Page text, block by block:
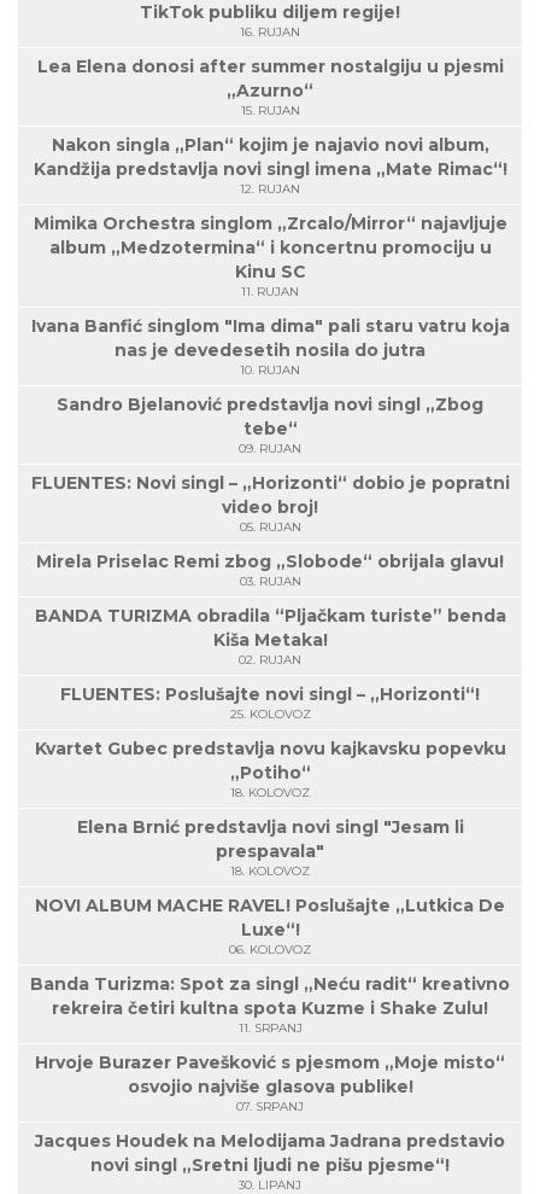
TikTok publiku diljem regije!
16. RUJAN
Lea Elena donosi after summer nostalgiju u pjesmi
„Azurno“
15. RUJAN
Nakon singla „Plan“ kojim je najavio novi album,
Kandžija predstavlja novi singl imena „Mate Rimac“!
12. RUJAN
Mimika Orchestra singlom „Zrcalo/Mirror“ najavljuje
album „Medzotermina“ i koncertnu promociju u
Kinu SC
11. RUJAN
Ivana Banfić singlom "Ima dima" pali staru vatru koja
nas je devedesetih nosila do jutra
10. RUJAN
Sandro Bjelanović predstavlja novi singl „Zbog
tebe“
09. RUJAN
FLUENTES: Novi singl – „Horizonti“ dobio je popratni
video broj!
05. RUJAN
Mirela Priselac Remi zbog „Slobode“ obrijala glavu!
03. RUJAN
BANDA TURIZMA obradila “Pljačkam turiste” benda
Kiša Metaka!
02. RUJAN
FLUENTES: Poslušajte novi singl – „Horizonti“!
25. KOLOVOZ
Kvartet Gubec predstavlja novu kajkavsku popevku
„Potiho“
18. KOLOVOZ
Elena Brnić predstavlja novi singl "Jesam li
prespavala"
18. KOLOVOZ
NOVI ALBUM MACHE RAVEL! Poslušajte „Lutkica De
Luxe“!
06. KOLOVOZ
Banda Turizma: Spot za singl „Neću radit“ kreativno
rekreira četiri kultna spota Kuzme i Shake Zulu!
11. SRPANJ
Hrvoje Burazer Pavešković s pjesmom „Moje misto“
osvojio najviše glasova publike!
07. SRPANJ
Jacques Houdek na Melodijama Jadrana predstavio
novi singl „Sretni ljudi ne pišu pjesme“!
30. LIPANJ